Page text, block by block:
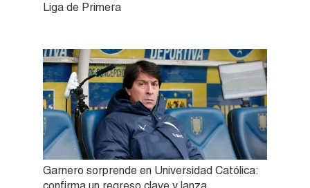
Liga de Primera
Garnero sorprende en Universidad Católica: